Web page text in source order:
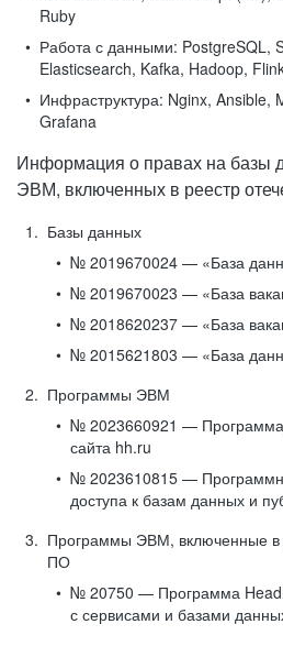
Ruby
Работа с данными: PostgreSQL,
Elasticsearch, Kafka, Hadoop,
Инфраструктура: Nginx, Ansible,
Grafana
Информация о правах на базы
ЭВМ, включенных в реестр
Базы данных
№ 2019670024 — «База
№ 2019670023 — «База
№ 2018620237 — «База
№ 2015621803 — «База
Программы ЭВМ
№ 2023660921 — Программа
сайта hh.ru
№ 2023610815 —
доступа к базам данных и
Программы ЭВМ, включенные в
ПО
№ 20750 — Программа
с сервисами и базами